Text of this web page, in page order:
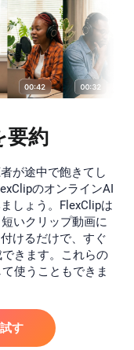
要約
が途中で飽きてし
のオンラインAI
しょう。FlexClipは
いクリップ動画に
けるだけで、すぐ
きます。これらの
使うこともできま
す